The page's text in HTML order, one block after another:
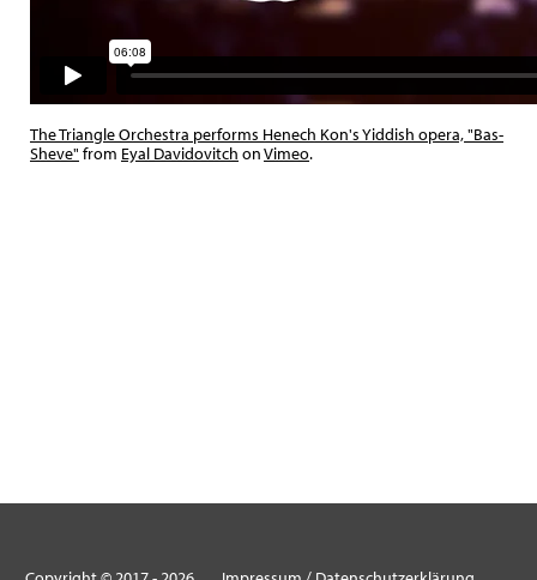
The Triangle Orchestra performs Henech Kon's Yiddish opera, "Bas-
Sheve" from Eyal Davidovitch onVimeo.